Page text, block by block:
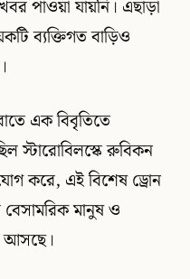
পাওয়া যায়নি। এছাড়া
ব্যক্তিগত বাড়িও
এক বিবৃতিতে
স্টারোবিলস্কে রুবিকন
করে, এই বিশেষ ড্রোন
বেসামরিক মানুষ ও
আসছে।